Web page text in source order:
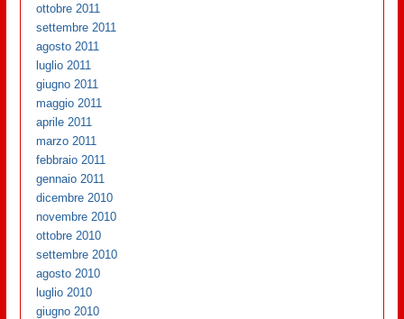
ottobre 2011
settembre 2011
agosto 2011
luglio 2011
giugno 2011
maggio 2011
aprile 2011
marzo 2011
febbraio 2011
gennaio 2011
dicembre 2010
novembre 2010
ottobre 2010
settembre 2010
agosto 2010
luglio 2010
giugno 2010